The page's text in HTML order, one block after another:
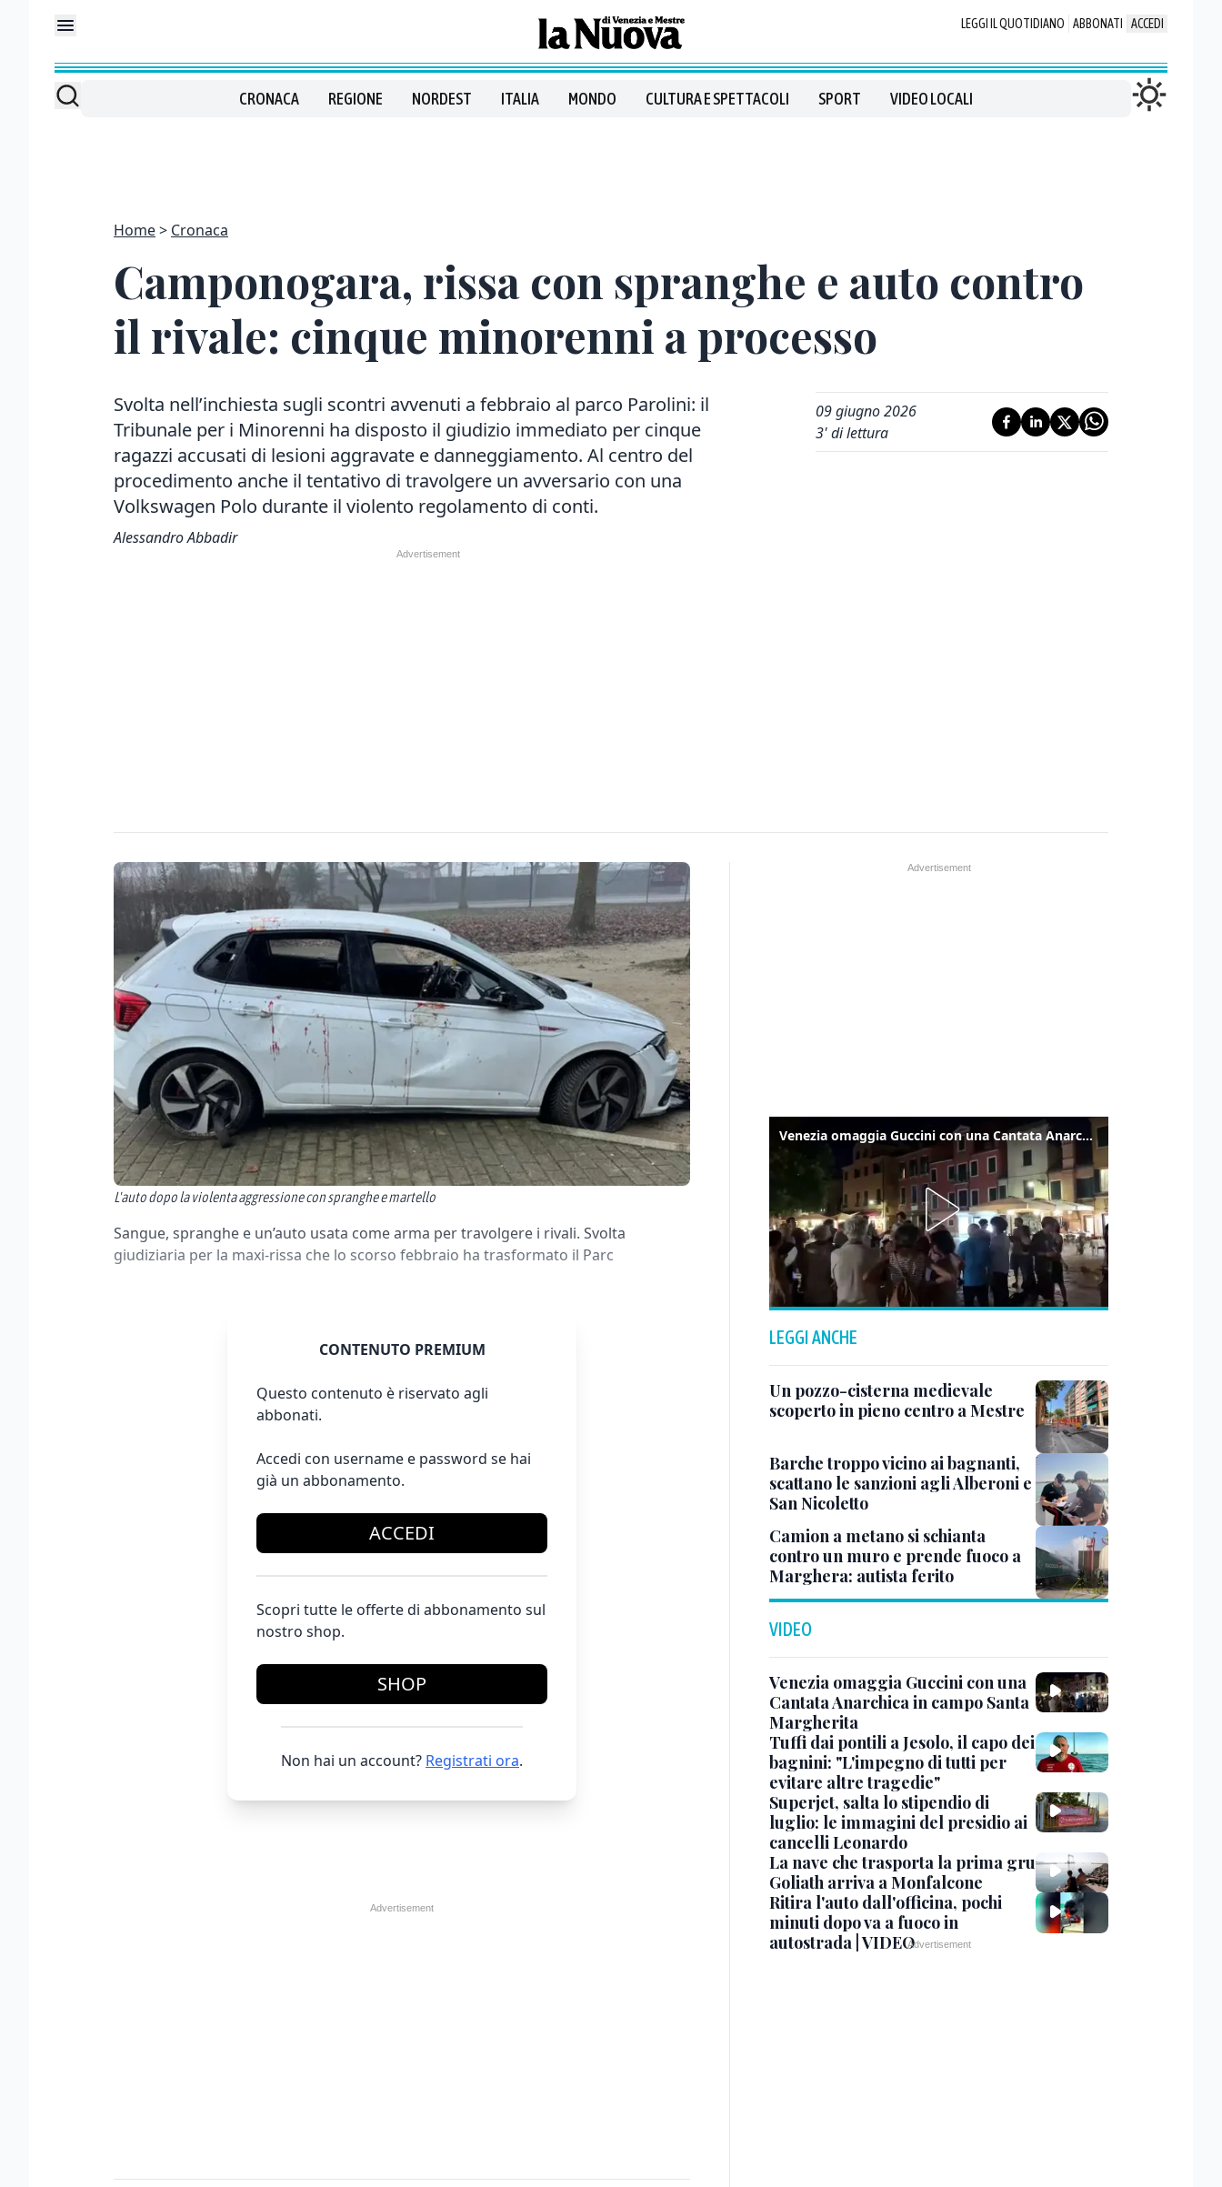
LEGGI IL QUOTIDIANO ABBONATI ACCEDI
CRONACA REGIONE NORDEST ITALIA MONDO CULTURA E SPETTACOLI SPORT VIDEO LOCALI
Home Cronaca
Camponogara, rissa con spranghe e auto contro
il rivale: cinque minorenni a processo
Svolta nell’inchiesta sugli scontri avvenuti a febbraio al parco Parolini: il
Tribunale per i Minorenni ha disposto il giudizio immediato per cinque
ragazzi accusati di lesioni aggravate e danneggiamento. Al centro del
procedimento anche il tentativo di travolgere un avversario con una
Volkswagen Polo durante il violento regolamento di conti.
Alessandro Abbadir
09 giugno 2026
3' di lettura
L'auto dopo la violenta aggressione con spranghe e martello
Sangue, spranghe e un’auto usata come arma per travolgere i rivali. Svolta
giudiziaria per la maxi-rissa che lo scorso febbraio ha trasformato il Parc
CONTENUTO PREMIUM
Questo contenuto è riservato agli
abbonati.
Accedi con username e password se hai
già un abbonamento.
ACCEDI
Scopri tutte le offerte di abbonamento sul
nostro shop.
SHOP
Non hai un account? Registrati ora.
Venezia omaggia Guccini con una Cantata Anarchica in campo Santa Margherita
LEGGI ANCHE
Un pozzo-cisterna medievale
scoperto in pieno centro a Mestre
Barche troppo vicino ai bagnanti,
scattano le sanzioni agli Alberoni e
San Nicoletto
Camion a metano si schianta
contro un muro e prende fuoco a
Marghera: autista ferito
VIDEO
Venezia omaggia Guccini con una
Cantata Anarchica in campo Santa
Margherita
Tuffi dai pontili a Jesolo, il capo dei
bagnini: "L'impegno di tutti per
evitare altre tragedie"
Superjet, salta lo stipendio di
luglio: le immagini del presidio ai
cancelli Leonardo
La nave che trasporta la prima gru
Goliath arriva a Monfalcone
Ritira l'auto dall'officina, pochi
minuti dopo va a fuoco in
autostrada | VIDEO